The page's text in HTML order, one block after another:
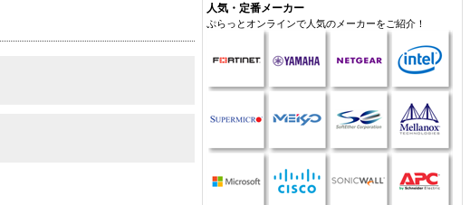
人気・定番メーカー
ぷらっとオンラインで人気のメーカーをご紹介！